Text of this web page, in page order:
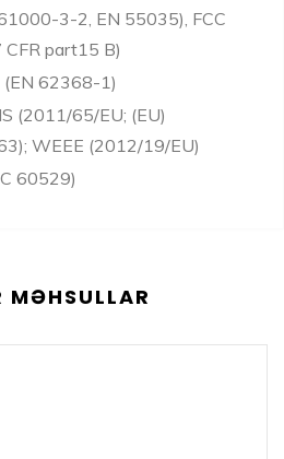
3-2, EN 55035), FCC
CFR part15 B)
(EN 62368-1)
(2011/65/EU; (EU)
WEEE (2012/19/EU)
60529)
MƏHSULLAR